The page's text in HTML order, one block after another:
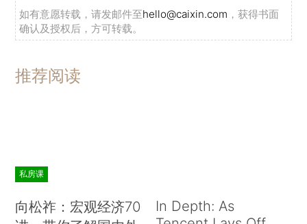
如有意愿转载，请发邮件至hello@caixin.com ，获得书面
确认及授权后，方可转载。
推荐阅读
私房课
向松祚：宏观经济70
In Depth: As